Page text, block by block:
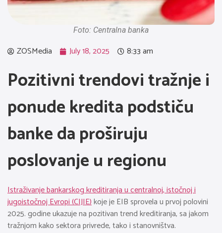
Foto: Centralna banka
ZOSMedia July 18, 2025 8:33 am
Pozitivni trendovi tražnje i
ponude kredita podstiču
banke da proširuju
poslovanje u regionu
Istraživanje bankarskog kreditiranja u centralnoj, istočnoj i
jugoistočnoj Evropi (CIJIE)koje je EIB sprovela u prvoj polovini
2025. godine ukazuje na pozitivan trend kreditiranja, sa jakom
tražnjom kako sektora privrede, tako i stanovništva.